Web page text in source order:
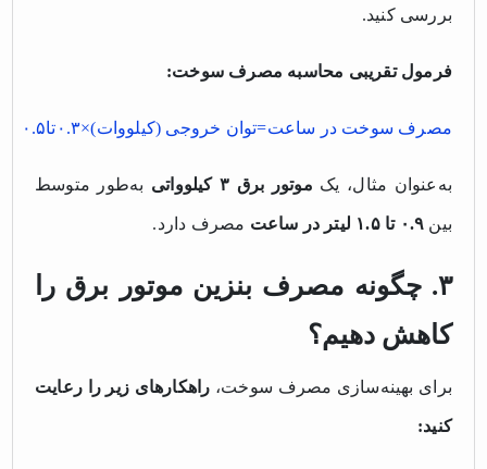
بررسی کنید.
فرمول تقریبی محاسبه مصرف سوخت:
مصرف سوخت در ساعت=توان خروجی (کیلووات)×۰.۳تا۰.۵
به‌عنوان مثال، یک موتور برق ۳ کیلوواتی به‌طور متوسط
بین ۰.۹ تا ۱.۵ لیتر در ساعت مصرف دارد.
۳. چگونه مصرف بنزین موتور برق را
کاهش دهیم؟
برای بهینه‌سازی مصرف سوخت، راهکارهای زیر را رعایت
کنید: